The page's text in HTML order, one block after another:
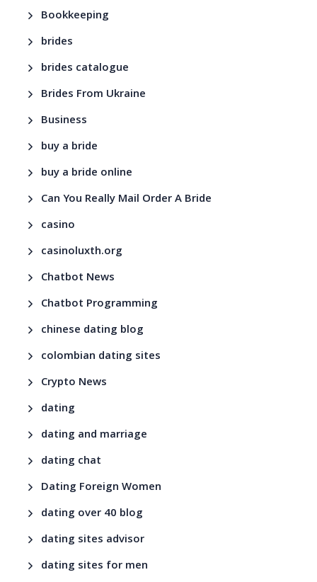
Bookkeeping
brides
brides catalogue
Brides From Ukraine
Business
buy a bride
buy a bride online
Can You Really Mail Order A Bride
casino
casinoluxth.org
Chatbot News
Chatbot Programming
chinese dating blog
colombian dating sites
Crypto News
dating
dating and marriage
dating chat
Dating Foreign Women
dating over 40 blog
dating sites advisor
dating sites for men